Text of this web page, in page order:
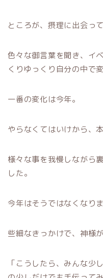
ところが、摂理に出会って
色々な御言葉を聞き、イ
くりゆっくり自分の中で
一番の変化は今年。
やらなくてはいけから、
様々な事を我慢しながら
した。
今年はそうではなくなりま
些細なきっかけで、神様
「こうしたら、みんな少